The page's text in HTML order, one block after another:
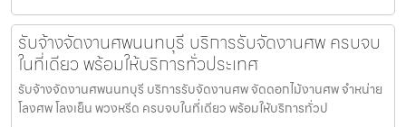
รับจ้างจัดงานศพนนทบุรี บริการรับจัดงานศพ ครบจบ
ในที่เดียว พร้อมให้บริการทั่วประเทศ
รับจ้างจัดงานศพนนทบุรี บริการรับจัดงานศพ จัดดอกไม้งานศพ จำหน่าย
โลงศพ โลงเย็น พวงหรีด ครบจบในที่เดียว พร้อมให้บริการทั่วป